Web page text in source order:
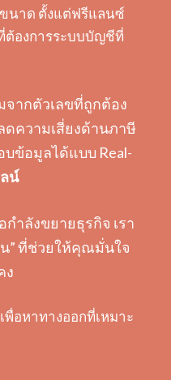
นาด ตั้งแต่ฟรีแลนซ์
ต้องการระบบบัญชีที่
จากตัวเลขที่ถูกต้อง
ความเสี่ยงด้านภาษี
บข้อมูลได้แบบ Real-
น์
ำลังขยายธุรกิจ เรา
” ที่ช่วยให้คุณมั่นใจ
ง
พื่อหาทางออกที่เหมาะ